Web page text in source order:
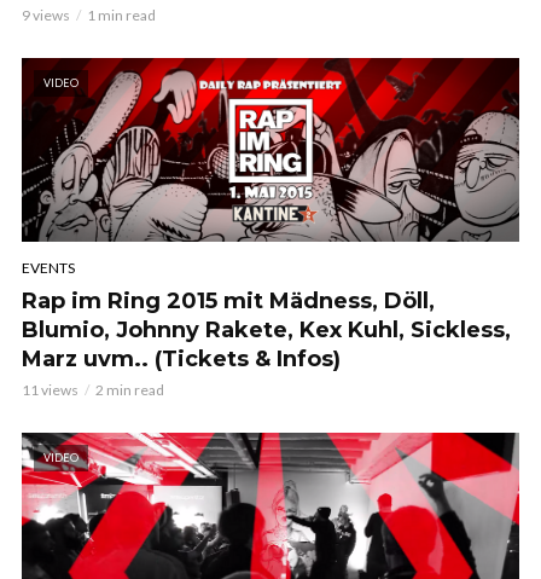
9 views 1 min read
VIDEO
EVENTS
Rap im Ring 2015 mit Mädness, Döll,
Blumio, Johnny Rakete, Kex Kuhl, Sickless,
Marz uvm.. (Tickets & Infos)
11 views 2 min read
VIDEO